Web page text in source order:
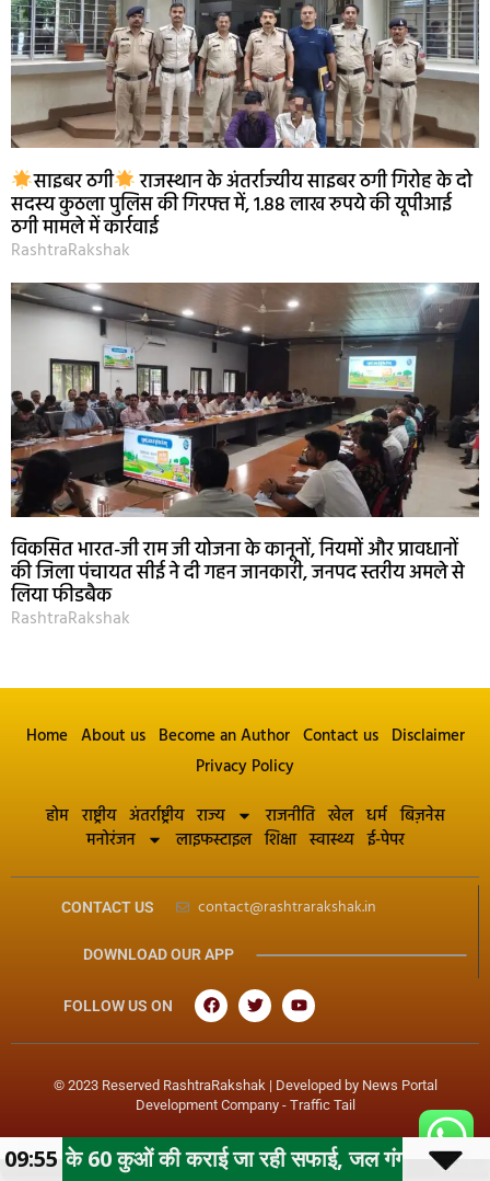
साइबर ठगी राजस्थान के अंतर्राज्यीय साइबर ठगी गिरोह के दो
सदस्य कुठला पुलिस की गिरफ्त में, 1.88 लाख रुपये की यूपीआई
ठगी मामले में कार्रवाई
RashtraRakshak
विकसित भारत-जी राम जी योजना के कानूनों, नियमों और प्रावधानों
की जिला पंचायत सीई ने दी गहन जानकारी, जनपद स्तरीय अमले से
लिया फीडबैक
RashtraRakshak
Home About us Become an Author Contact us Disclaimer
Privacy Policy
होम राष्ट्रीय अंतर्राष्ट्रीय राज्य राजनीति खेल धर्म बिज़नेस
मनोरंजन
लाइफस्टाइल शिक्षा स्वास्थ्य ई-पेपर
CONTACT US contact@rashtrarakshak.in
DOWNLOAD OUR APP
FOLLOW US ON
© 2023 Reserved RashtraRakshak | Developed by News Portal
Development Company- Traffic Tail
की कराई जा रही सफाई, जल गंगा संवर्धन अभियान के तहत
09:55